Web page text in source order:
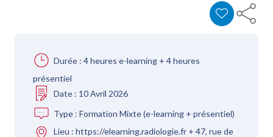
Durée : 4 heures e-learning + 4 heures
présentiel
Date : 10 Avril 2026
Type : Formation Mixte (e-learning + présentiel)
Lieu : https://elearning.radiologie.fr + 47, rue de